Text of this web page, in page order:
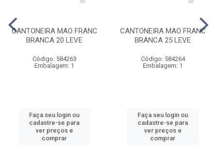
CANTONEIRA MAO FRANC
BRANCA 20 LEVE
Código: 584263
Embalagem: 1
Faça seu login ou
cadastre-se para
ver preços e
comprar
CANTONEIRA MAO FRANC
BRANCA 25 LEVE
Código: 584264
Embalagem: 1
Faça seu login ou
cadastre-se para
ver preços e
comprar